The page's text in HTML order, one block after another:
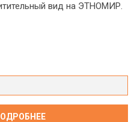
вид на ЭТНОМИР.